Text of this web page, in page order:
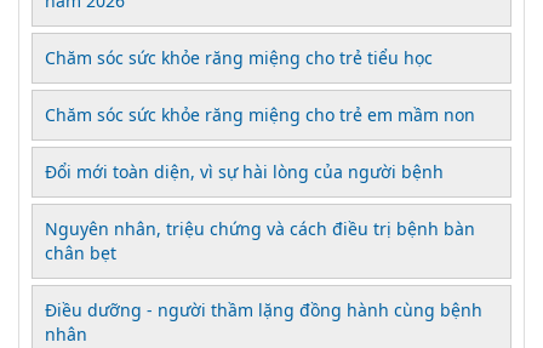
Chăm sóc sức khỏe răng miệng cho trẻ tiểu học
Chăm sóc sức khỏe răng miệng cho trẻ em mầm non
Đổi mới toàn diện, vì sự hài lòng của người bệnh
Nguyên nhân, triệu chứng và cách điều trị bệnh bàn
chân bẹt
Điều dưỡng - người thầm lặng đồng hành cùng bệnh
nhân